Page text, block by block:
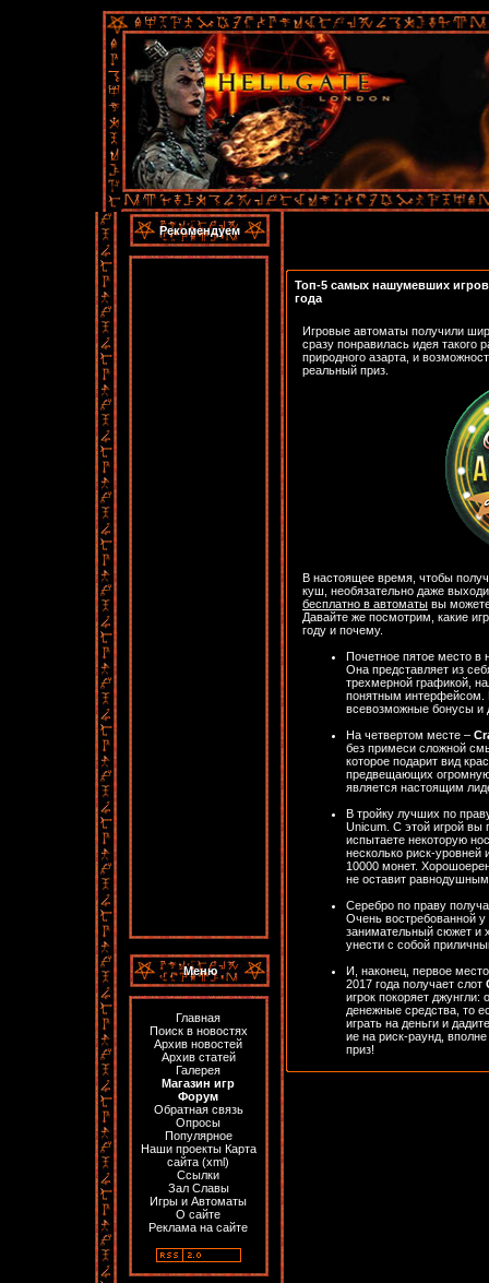
Рекомендуем
Меню
Главная
Поиск в новостях
Архив новостей
Архив статей
Галерея
Магазин игр
Форум
Обратная связь
Опросы
Популярное
Наши проекты Карта
сайта (xml)
Ссылки
Зал Славы
Игры и Автоматы
О сайте
Реклама на сайте
Топ-5 самых нашумевших
года
Игровые автоматы получили
сразу понравилась идея такого
природного азарта, и
реальный приз.
В настоящее время, чтобы
куш, необязательно даже
бесплатно в автоматы вы
Давайте же посмотрим, какие
году и почему.
Почетное пятое место в
Она представляет из
трехмерной графикой,
понятным интерфейсом.
всевозможные бонусы и
На четвертом месте –
без примеси сложной
которое подарит вид
предвещающих
является настоящим
В тройку лучших по
Unicum. С этой игрой вы
испытаете некоторую
несколько риск-уровней
10000 монет.
не оставит
Серебро по праву
Очень востребованной у
занимательный сюжет и
унести с собой
И, наконец, первое
2017 года получает слот
игрок покоряет джунгли:
денежные средства, то
играть на деньги и
ие на риск-раунд,
приз!